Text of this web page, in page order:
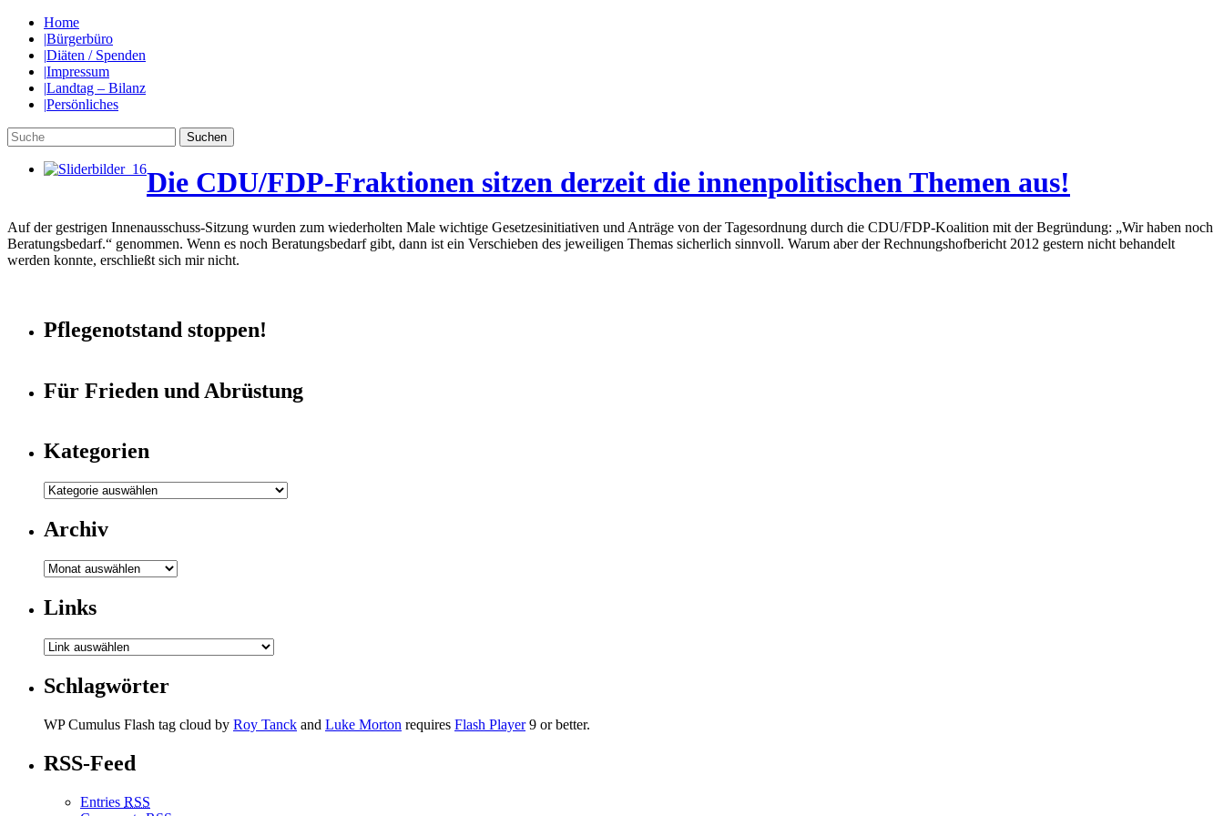
Home
|Bürgerbüro
|Diäten / Spenden
|Impressum
|Landtag – Bilanz
|Persönliches
Die CDU/FDP-Fraktionen sitzen derzeit die innenpolitischen Themen aus!
Auf der gestrigen Innenausschuss-Sitzung wurden zum wiederholten Male wichtige Gesetzesinitiativen und Anträge von der Tagesordnung durch die CDU/FDP-Koalition mit der Begründung: „Wir haben noch
Beratungsbedarf.“ genommen. Wenn es noch Beratungsbedarf gibt, dann ist ein Verschieben des jeweiligen Themas sicherlich sinnvoll. Warum aber der Rechnungshofbericht 2012 gestern nicht behandelt
werden konnte, erschließt sich mir nicht.
Pflegenotstand stoppen!
Für Frieden und Abrüstung
Kategorien
Archiv
Archiv
Links
Schlagwörter
WP Cumulus Flash tag cloud by Roy Tanck and Luke Morton requires Flash Player9 or better.
RSS-Feed
Entries RSS